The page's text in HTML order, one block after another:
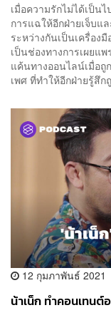
เมื่อความรักไม่ได้เป็น
การแฉให้อีกฝ่ายเจ็บแ
ระหว่างกันเป็นเครื่อง
เป็นช่องทางการเผยแ
แค้นทางออนไลน์เมื่อถู
เพศ ที่ทำให้อีกฝ่ายรู้สึก
12 กุมภาพันธ์ 2021
น้าเน็ก ทำคอนเทนต์